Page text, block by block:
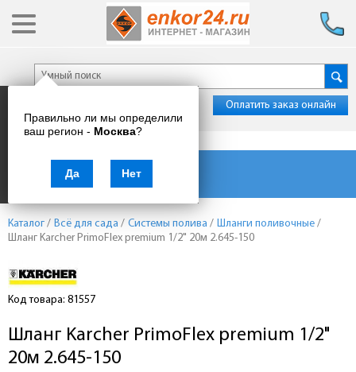
Правильно ли мы определили
ваш регион - Москва?
Да Нет
Оплатить заказ онлайн
Каталог товаров
Каталог / Всё для сада / Системы полива / Шланги поливочные /
Шланг Karcher PrimoFlex premium 1/2" 20м 2.645-150
Код товара: 81557
Шланг Karcher PrimoFlex premium 1/2"
20м 2.645-150